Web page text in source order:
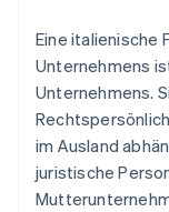
Eine italienische
Unternehmens
Unternehmens.
im Ausland
juristische